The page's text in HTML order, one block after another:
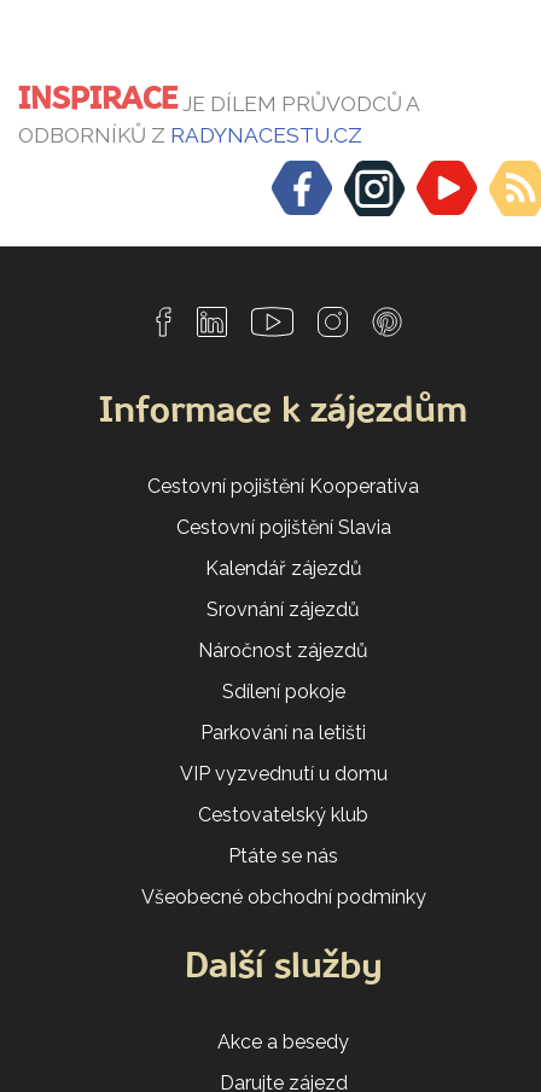
INSPIRACEJE DÍLEM PRŮVODCŮ A
ODBORNÍKŮ Z RADYNACESTU.CZ
Informace k zájezdům
Cestovní pojištění Kooperativa
Cestovní pojištění Slavia
Kalendář zájezdů
Srovnání zájezdů
Náročnost zájezdů
Sdílení pokoje
Parkování na letišti
VIP vyzvednutí u domu
Cestovatelský klub
Ptáte se nás
Všeobecné obchodní podmínky
Další služby
Akce a besedy
Darujte zájezd